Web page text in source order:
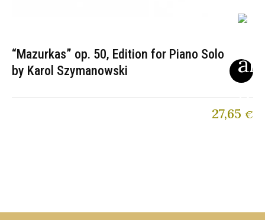
“Mazurkas” op. 50, Edition for Piano Solo
by Karol Szymanowski
27,65 €